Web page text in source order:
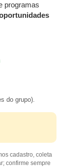
programas
do grupo).
cadastro, coleta
confirme sempre